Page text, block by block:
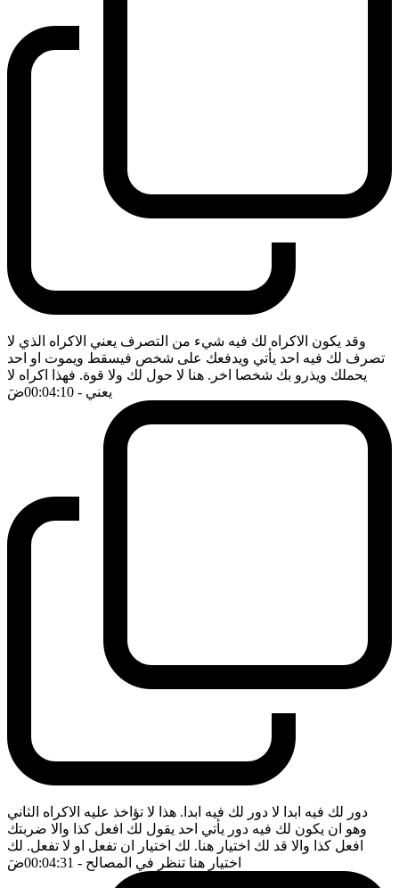
وقد يكون الاكراه لك فيه شيء من التصرف يعني الاكراه الذي لا
تصرف لك فيه احد يأتي ويدفعك على شخص فيسقط ويموت او احد
يحملك ويذرو بك شخصا اخر. هنا لا حول لك ولا قوة. فهذا اكراه لا
يعني - 00:04:10 ضَ
دور لك فيه ابدا لا دور لك فيه ابدا. هذا لا تؤاخذ عليه الاكراه الثاني
وهو ان يكون لك فيه دور يأتي احد يقول لك افعل كذا والا ضربتك
افعل كذا والا قد لك اختيار هنا. لك اختيار ان تفعل او لا تفعل. لك
اختيار هنا تنظر في المصالح - 00:04:31 ضَ